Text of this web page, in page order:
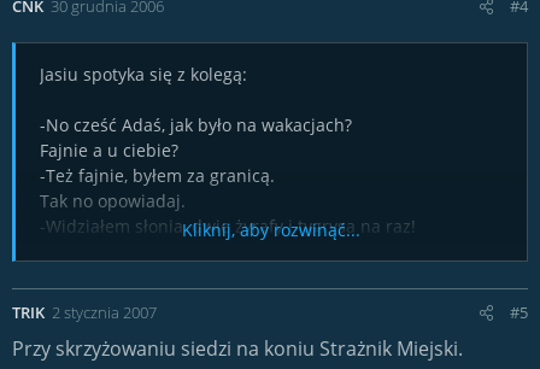
CNK 30 grudnia 2006 #4
Jasiu spotyka się z kolegą:
-No cześć Adaś, jak było na wakacjach?
Fajnie a u ciebie?
-Też fajnie, byłem za granicą.
Tak no opowiadaj.
-Widziałem słonia, dwie żyrafy i tygrysa na raz!
Kliknij, aby rozwinąć...
TRIK 2 stycznia 2007 #5
Przy skrzyżowaniu siedzi na koniu Strażnik Miejski.